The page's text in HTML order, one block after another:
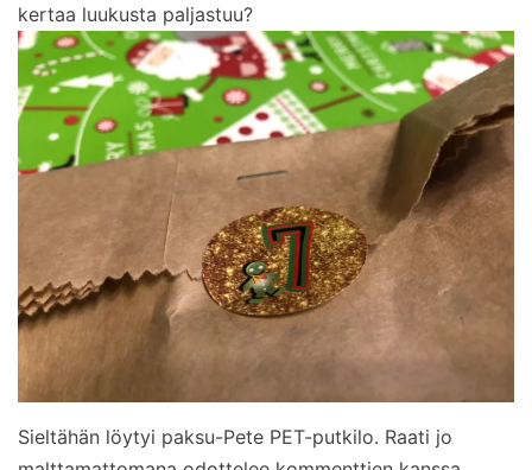
kertaa luukusta paljastuu?
Sieltähän löytyi paksu-Pete PET-putkilo. Raati jo